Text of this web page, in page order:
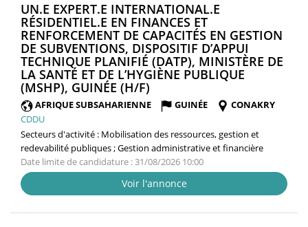
UN.E EXPERT.E INTERNATIONAL.E
RÉSIDENTIEL.E EN FINANCES ET
RENFORCEMENT DE CAPACITÉS EN GESTION
DE SUBVENTIONS, DISPOSITIF D’APPUI
TECHNIQUE PLANIFIÉ (DATP), MINISTÈRE DE
LA SANTÉ ET DE L’HYGIÈNE PUBLIQUE
(MSHP), GUINÉE (H/F)
FENÊTRE)
AFRIQUE SUBSAHARIENNE GUINÉE
CONAKRY
CDDU
Secteurs d'activité : Mobilisation des ressources, gestion et
redevabilité publiques ; Gestion administrative et financière
Date limite de candidature : 31/08/2026 10:00
Voir l'annonce